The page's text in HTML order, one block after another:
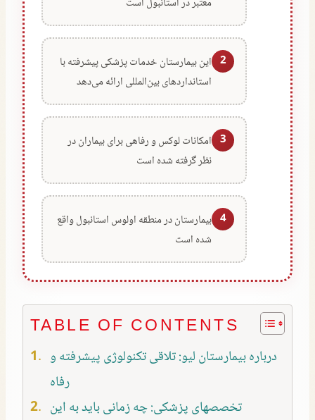
2 این بیمارستان خدمات پزشکی پیشرفته با
استانداردهای بین‌المللی ارائه می‌دهد
3 امکانات لوکس و رفاهی برای بیماران در
نظر گرفته شده است
4 بیمارستان در منطقه اولوس استانبول واقع
شده است
TABLE OF CONTENTS
درباره بیمارستان لیو: تلاقی تکنولوژی پیشرفته و
رفاه
تخصصهای پزشکی: چه زمانی باید به این